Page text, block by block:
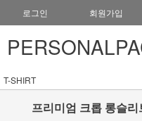
로그인 회원가입
T-SHIRT
프리미엄 크롭 롱슬